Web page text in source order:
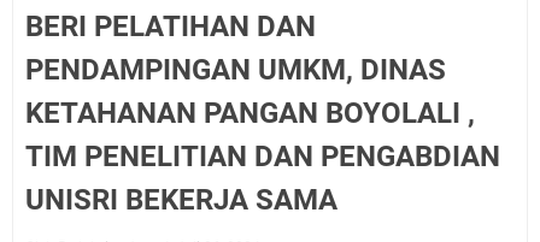
BERI PELATIHAN DAN
PENDAMPINGAN UMKM, DINAS
KETAHANAN PANGAN BOYOLALI ,
TIM PENELITIAN DAN PENGABDIAN
UNISRI BEKERJA SAMA